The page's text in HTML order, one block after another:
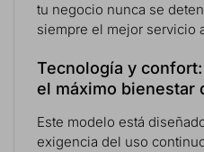
tu negocio nunca se
siempre el mejor servicio
Tecnología y
el máximo bienestar
Este modelo está
exigencia del uso